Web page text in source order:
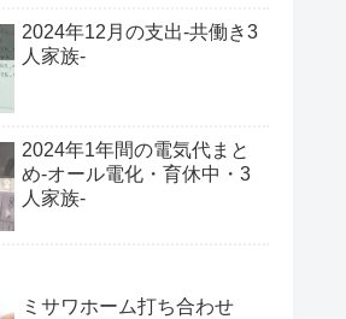
2024年12月の支出-共働き3
人家族-
2024年1年間の電気代まと
め-オール電化・育休中・3
人家族-
ミサワホーム打ち合わせ